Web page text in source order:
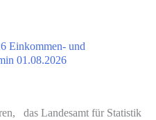
Einkommen- und
01.08.2026
das Landesamt für Statistik